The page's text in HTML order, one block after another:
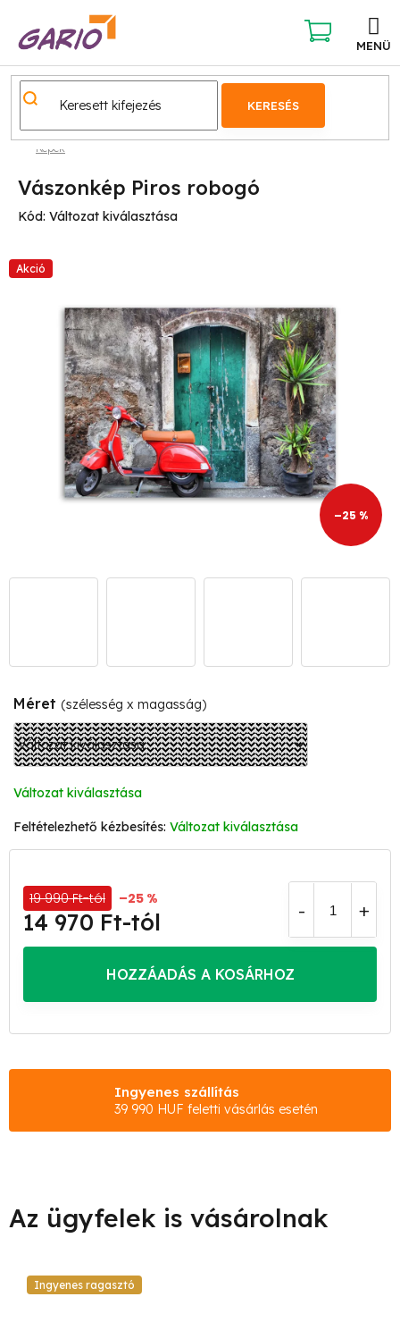
KERESÉS
KOSÁR
Képek
Vászonkép Piros robogó
Kód: Változat kiválasztása
Akció
–25 %
Méret (szélesség x magasság)
Változat kiválasztása
Változat kiválasztása
19 990 Ft-tól –25 %
14 970 Ft-tól
HOZZÁADÁS A KOSÁRHOZ
Ingyenes szállítás
39 990 HUF feletti vásárlás esetén
Ingyenes ragasztó